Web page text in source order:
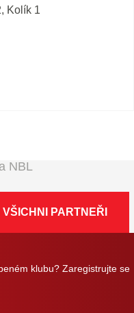
Kolík 1
NBL
VŠICHNI PARTNEŘI
klubu? Zaregistrujte se